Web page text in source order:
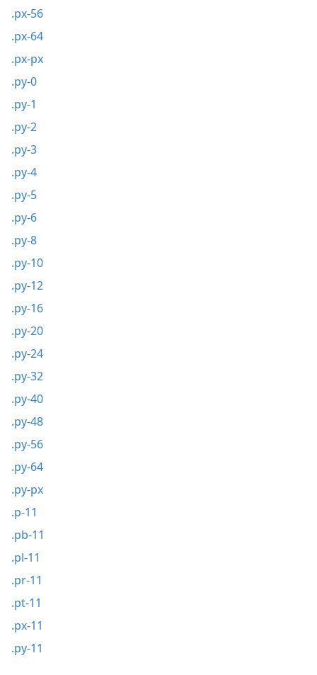
.px-56
.px-64
.px-px
.py-0
.py-1
.py-2
.py-3
.py-4
.py-5
.py-6
.py-8
.py-10
.py-12
.py-16
.py-20
.py-24
.py-32
.py-40
.py-48
.py-56
.py-64
.py-px
.p-11
.pb-11
.pl-11
.pr-11
.pt-11
.px-11
.py-11